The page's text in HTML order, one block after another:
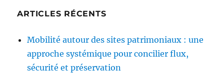
ARTICLES RÉCENTS
Mobilité autour des sites patrimoniaux : une
approche systémique pour concilier flux,
sécurité et préservation